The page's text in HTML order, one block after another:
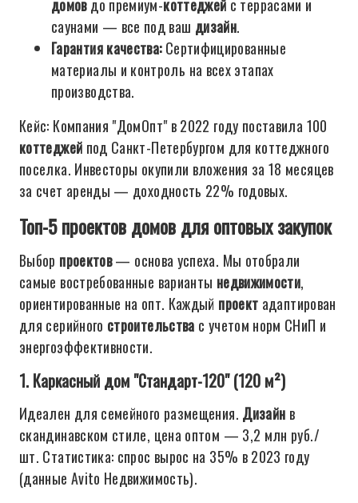
домовдо премиум-коттеджей с террасами и
саунами — все под ваш дизайн.
Гарантия качества:Сертифицированные
материалы и контроль на всех этапах
производства.
Кейс: Компания "ДомОпт" в 2022 году поставила 100
коттеджей под Санкт-Петербургом для коттеджного
поселка. Инвесторы окупили вложения за 18 месяцев
за счет аренды — доходность 22% годовых.
Топ-5 проектов домов для оптовых закупок
Выбор проектов— основа успеха. Мы отобрали
самые востребованные варианты недвижимости,
ориентированные на опт. Каждый проект адаптирован
для серийного строительства с учетом норм СНиП и
энергоэффективности.
1. Каркасный дом "Стандарт-120" (120 м²)
Идеален для семейного размещения. Дизайн в
скандинавском стиле, цена оптом — 3,2 млн руб./
шт. Статистика: спрос вырос на 35% в 2023 году
(данные Avito Недвижимость).